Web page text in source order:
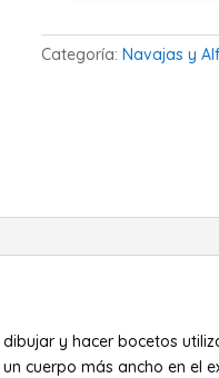
Categoría:Navajas y
y hacer bocetos
cuerpo más ancho en el